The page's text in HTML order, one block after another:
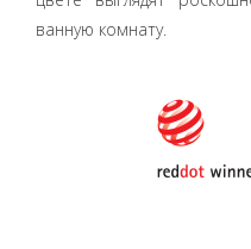
ванную комнату.